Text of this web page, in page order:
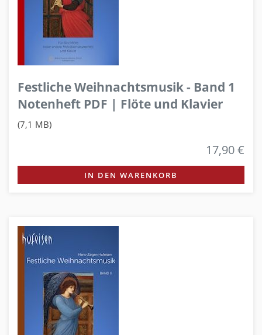
Festliche Weihnachtsmusik - Band 1
Notenheft PDF | Flöte und Klavier
(7,1 MB)
17,90 €
IN DEN WARENKORB